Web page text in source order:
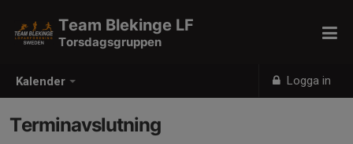
Kalender Logga in
Team Blekinge LF
Torsdagsgruppen
Terminavslutning